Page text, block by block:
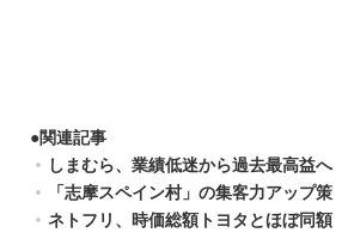
●関連記事
しまむら、業績低迷から過去最高益へ
「志摩スペイン村」の集客力アップ策
ネトフリ、時価総額トヨタとほぼ同額